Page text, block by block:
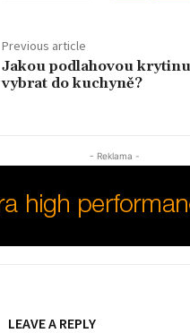
Previous article
Jakou podlahovou krytinu
vybrat do kuchyně?
- Reklama -
LEAVE A REPLY